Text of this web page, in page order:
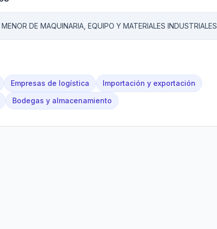
DE MAQUINARIA, EQUIPO Y MATERIALES INDUSTRIALES
Empresas de logística
Importación y exportación
Bodegas y almacenamiento